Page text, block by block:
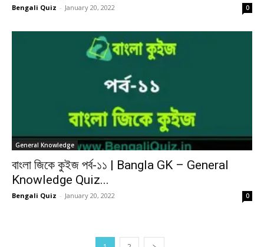
Bengali Quiz - January 20, 2022 0
General Knowledge
বাংলা জিকে কুইজ পর্ব-১১ | Bangla GK – General
Knowledge Quiz...
Bengali Quiz - January 20, 2022 0